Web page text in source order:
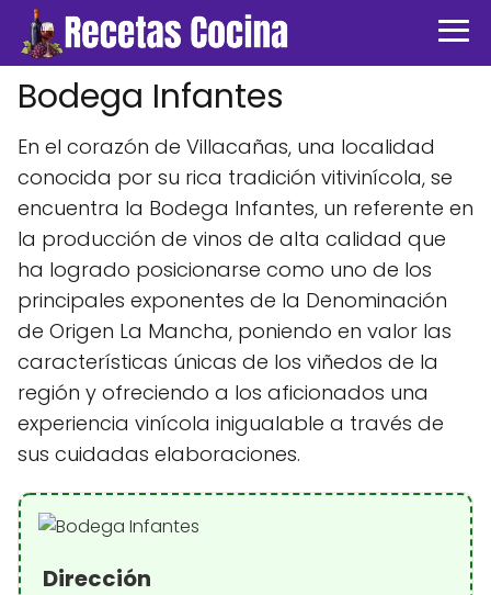
Bodega Infantes
En el corazón de Villacañas, una localidad
conocida por su rica tradición vitivinícola, se
encuentra la Bodega Infantes, un referente en
la producción de vinos de alta calidad que
ha logrado posicionarse como uno de los
principales exponentes de la Denominación
de Origen La Mancha, poniendo en valor las
características únicas de los viñedos de la
región y ofreciendo a los aficionados una
experiencia vinícola inigualable a través de
sus cuidadas elaboraciones.
Dirección